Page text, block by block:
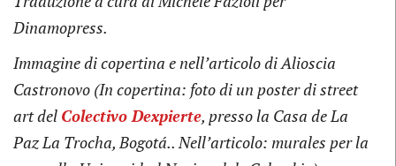
Dinamopress.
Immagine di copertina e nell’articolo di Alioscia
Castronovo (In copertina: foto di un poster di street
art del Colectivo Dexpierte, presso la Casa de La
Paz La Trocha, Bogotá.. Nell’articolo: murales per la